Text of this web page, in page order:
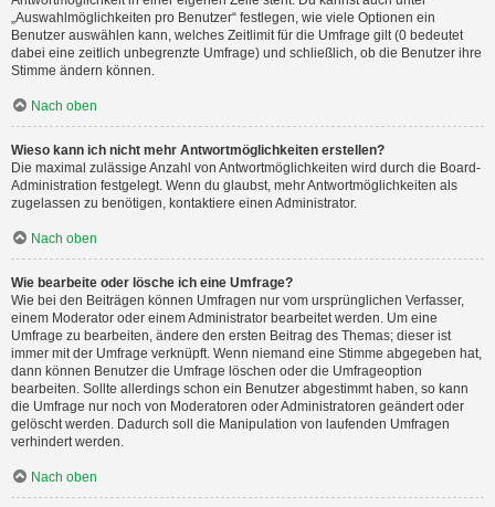
„Auswahlmöglichkeiten pro Benutzer“ festlegen, wie viele Optionen ein
Benutzer auswählen kann, welches Zeitlimit für die Umfrage gilt (0 bedeutet
dabei eine zeitlich unbegrenzte Umfrage) und schließlich, ob die Benutzer ihre
Stimme ändern können.
Nach oben
Wieso kann ich nicht mehr Antwortmöglichkeiten erstellen?
Die maximal zulässige Anzahl von Antwortmöglichkeiten wird durch die Board-
Administration festgelegt. Wenn du glaubst, mehr Antwortmöglichkeiten als
zugelassen zu benötigen, kontaktiere einen Administrator.
Nach oben
Wie bearbeite oder lösche ich eine Umfrage?
Wie bei den Beiträgen können Umfragen nur vom ursprünglichen Verfasser,
einem Moderator oder einem Administrator bearbeitet werden. Um eine
Umfrage zu bearbeiten, ändere den ersten Beitrag des Themas; dieser ist
immer mit der Umfrage verknüpft. Wenn niemand eine Stimme abgegeben hat,
dann können Benutzer die Umfrage löschen oder die Umfrageoption
bearbeiten. Sollte allerdings schon ein Benutzer abgestimmt haben, so kann
die Umfrage nur noch von Moderatoren oder Administratoren geändert oder
gelöscht werden. Dadurch soll die Manipulation von laufenden Umfragen
verhindert werden.
Nach oben